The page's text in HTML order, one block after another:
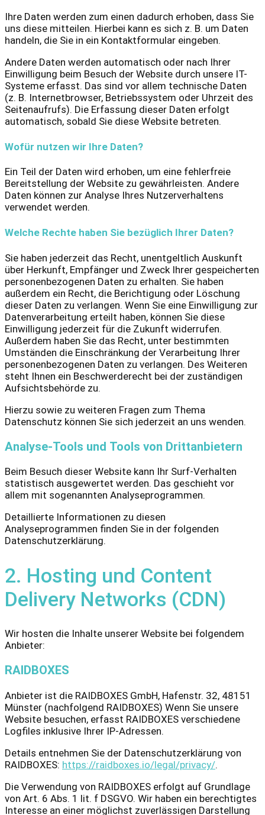
Ihre Daten werden zum einen dadurch erhoben, dass Sie
uns diese mitteilen. Hierbei kann es sich z. B. um Daten
handeln, die Sie in ein Kontaktformular eingeben.
Andere Daten werden automatisch oder nach Ihrer
Einwilligung beim Besuch der Website durch unsere IT-
Systeme erfasst. Das sind vor allem technische Daten
(z. B. Internetbrowser, Betriebssystem oder Uhrzeit des
Seitenaufrufs). Die Erfassung dieser Daten erfolgt
automatisch, sobald Sie diese Website betreten.
Wofür nutzen wir Ihre Daten?
Ein Teil der Daten wird erhoben, um eine fehlerfreie
Bereitstellung der Website zu gewährleisten. Andere
Daten können zur Analyse Ihres Nutzerverhaltens
verwendet werden.
Welche Rechte haben Sie bezüglich Ihrer Daten?
Sie haben jederzeit das Recht, unentgeltlich Auskunft
über Herkunft, Empfänger und Zweck Ihrer gespeicherten
personenbezogenen Daten zu erhalten. Sie haben
außerdem ein Recht, die Berichtigung oder Löschung
dieser Daten zu verlangen. Wenn Sie eine Einwilligung zur
Datenverarbeitung erteilt haben, können Sie diese
Einwilligung jederzeit für die Zukunft widerrufen.
Außerdem haben Sie das Recht, unter bestimmten
Umständen die Einschränkung der Verarbeitung Ihrer
personenbezogenen Daten zu verlangen. Des Weiteren
steht Ihnen ein Beschwerderecht bei der zuständigen
Aufsichtsbehörde zu.
Hierzu sowie zu weiteren Fragen zum Thema
Datenschutz können Sie sich jederzeit an uns wenden.
Analyse-Tools und Tools von Dritt­anbietern
Beim Besuch dieser Website kann Ihr Surf-Verhalten
statistisch ausgewertet werden. Das geschieht vor
allem mit sogenannten Analyseprogrammen.
Detaillierte Informationen zu diesen
Analyseprogrammen finden Sie in der folgenden
Datenschutzerklärung.
2. Hosting und Content
Delivery Networks (CDN)
Wir hosten die Inhalte unserer Website bei folgendem
Anbieter:
RAIDBOXES
Anbieter ist die RAIDBOXES GmbH, Hafenstr. 32, 48151
Münster (nachfolgend RAIDBOXES) Wenn Sie unsere
Website besuchen, erfasst RAIDBOXES verschiedene
Logfiles inklusive Ihrer IP-Adressen.
Details entnehmen Sie der Datenschutzerklärung von
RAIDBOXES: https://raidboxes.io/legal/privacy/.
Die Verwendung von RAIDBOXES erfolgt auf Grundlage
von Art. 6 Abs. 1 lit. f DSGVO. Wir haben ein berechtigtes
Interesse an einer möglichst zuverlässigen Darstellung